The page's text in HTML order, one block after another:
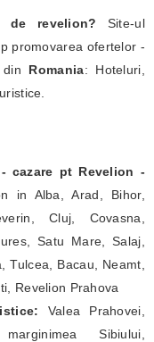
de revelion? Site-ul
promovarea ofertelor -
Romania: Hoteluri,
cazare pt Revelion -
in Alba, Arad, Bihor,
Cluj, Covasna,
Satu Mare, Salaj,
Tulcea, Bacau, Neamt,
Revelion Prahova
Valea Prahovei,
Sibiului,